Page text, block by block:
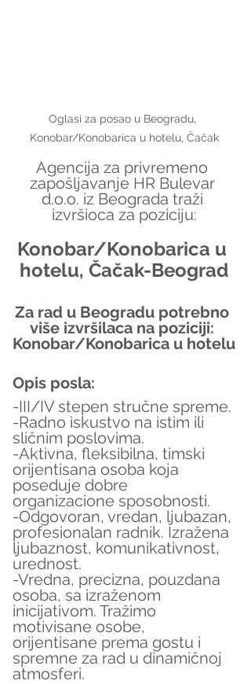
Oglasi za posao u Beogradu,
Konobar/Konobarica u hotelu, Čačak
Agencija za privremeno
zapošljavanje HR Bulevar
d.o.o. iz Beograda traži
izvršioca za poziciju:
Konobar/Konobarica u
hotelu, Čačak-Beograd
Za rad u Beogradu potrebno
više izvršilaca na poziciji:
Konobar/Konobarica u hotelu
Opis posla:
-III/IV stepen stručne spreme.
-Radno iskustvo na istim ili
sličnim poslovima.
-Aktivna, fleksibilna, timski
orijentisana osoba koja
poseduje dobre
organizacione sposobnosti.
-Odgovoran, vredan, ljubazan,
profesionalan radnik. Izražena
ljubaznost, komunikativnost,
urednost.
-Vredna, precizna, pouzdana
osoba, sa izraženom
inicijativom. Tražimo
motivisane osobe,
orijentisane prema gostu i
spremne za rad u dinamičnoj
atmosferi.